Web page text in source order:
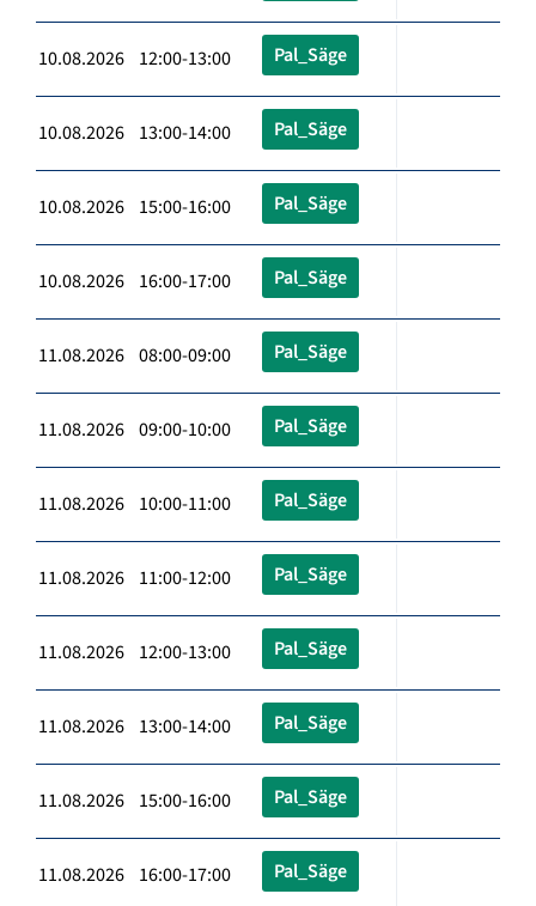
10.08.2026 12:00-13:00 Pal_Säge
10.08.2026 13:00-14:00 Pal_Säge
10.08.2026 15:00-16:00 Pal_Säge
10.08.2026 16:00-17:00 Pal_Säge
11.08.2026 08:00-09:00 Pal_Säge
11.08.2026 09:00-10:00 Pal_Säge
11.08.2026 10:00-11:00 Pal_Säge
11.08.2026 11:00-12:00 Pal_Säge
11.08.2026 12:00-13:00 Pal_Säge
11.08.2026 13:00-14:00 Pal_Säge
11.08.2026 15:00-16:00 Pal_Säge
11.08.2026 16:00-17:00 Pal_Säge